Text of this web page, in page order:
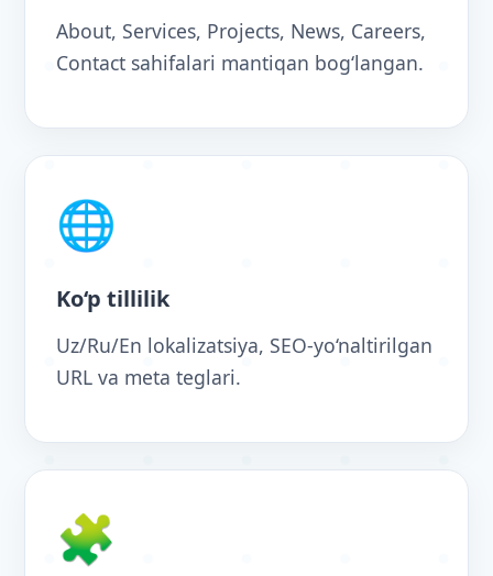
About, Services, Projects, News, Careers,
Contact sahifalari mantiqan bog‘langan.
🌐
Ko‘p tillilik
Uz/Ru/En lokalizatsiya, SEO-yo‘naltirilgan
URL va meta teglari.
🧩